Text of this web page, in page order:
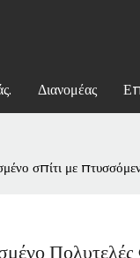
Διανομέας
σπίτι με